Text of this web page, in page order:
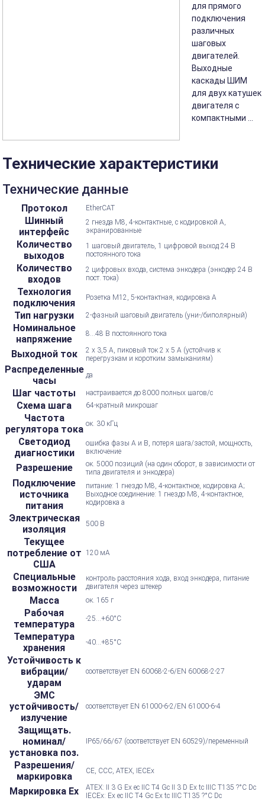
для прямого
подключения
различных
шаговых
двигателей.
Выходные
каскады ШИМ
для двух катушек
двигателя с
компактными ...
Технические характеристики
Технические данные
Протокол EtherCAT
Шинный
интерфейс
2 гнезда M8, 4-контактные, с кодировкой А,
экранированные
Количество
выходов
1 шаговый двигатель, 1 цифровой выход 24 В
постоянного тока
Количество
входов
2 цифровых входа, система энкодера (энкодер 24 В
пост. тока)
Технология
подключения
Розетка M12, 5-контактная, кодировка А
Тип нагрузки 2-фазный шаговый двигатель (уни-/биполярный)
Номинальное
напряжение
8...48 В постоянного тока
Выходной ток
2 x 3,5 А, пиковый ток 2 x 5 А (устойчив к
перегрузкам и коротким замыканиям)
Распределенные
часы
да
Шаг частоты настраивается до 8000 полных шагов/с
Схема шага 64-кратный микрошаг
Частота
регулятора тока ок. 30 кГц
Светодиод
диагностики
ошибка фазы A и B, потеря шага/застой, мощность,
включение
Разрешение
ок. 5000 позиций (на один оборот, в зависимости от
типа двигателя и энкодера)
Подключение
источника
питания
питание: 1 гнездо M8, 4-контактное, кодировка А;
Выходное соединение: 1 гнездо M8, 4-контактное,
кодировка a
Электрическая
изоляция
500 В
Текущее
потребление от
США
120 мА
Специальные
возможности
контроль расстояния хода, вход энкодера, питание
двигателя через штекер
Масса ок. 165 г
Рабочая
температура
-25...+60°С
Температура
хранения
-40...+85°С
Устойчивость к
вибрации/
ударам
соответствует EN 60068-2-6/EN 60068-2-27
ЭМС
устойчивость/
излучение
соответствует EN 61000-6-2/EN 61000-6-4
Защищать.
номинал/
установка поз.
IP65/66/67 (соответствует EN 60529)/переменный
Разрешения/
маркировка
CE, CCC, ATEX, IECEx
Маркировка Ex
ATEX: II 3 G Ex ec IIC T4 Gc II 3 D Ex tc IIIC T135 ?°C Dc
IECEx: Ex ec IIC T4 Gc Ex tc IIIC T135 ?°C Dc